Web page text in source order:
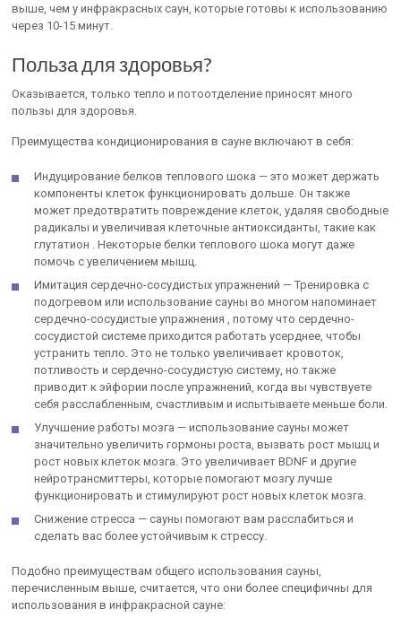
выше, чем у инфракрасных саун, которые готовы к использованию
через 10-15 минут.
Польза для здоровья?
Оказывается, только тепло и потоотделение приносят много
пользы для здоровья.
Преимущества кондиционирования в сауне включают в себя:
Индуцирование белков теплового шока — это может держать
компоненты клеток функционировать дольше. Он также
может предотвратить повреждение клеток, удаляя свободные
радикалы и увеличивая клеточные антиоксиданты, такие как
глутатион . Некоторые белки теплового шока могут даже
помочь с увеличением мышц.
Имитация сердечно-сосудистых упражнений — Тренировка с
подогревом или использование сауны во многом напоминает
сердечно-сосудистые упражнения , потому что сердечно-
сосудистой системе приходится работать усерднее, чтобы
устранить тепло. Это не только увеличивает кровоток,
потливость и сердечно-сосудистую систему, но также
приводит к эйфории после упражнений, когда вы чувствуете
себя расслабленным, счастливым и испытываете меньше боли.
Улучшение работы мозга — использование сауны может
значительно увеличить гормоны роста, вызвать рост мышц и
рост новых клеток мозга. Это увеличивает BDNF и другие
нейротрансмиттеры, которые помогают мозгу лучше
функционировать и стимулируют рост новых клеток мозга.
Снижение стресса — сауны помогают вам расслабиться и
сделать вас более устойчивым к стрессу.
Подобно преимуществам общего использования сауны,
перечисленным выше, считается, что они более специфичны для
использования в инфракрасной сауне: